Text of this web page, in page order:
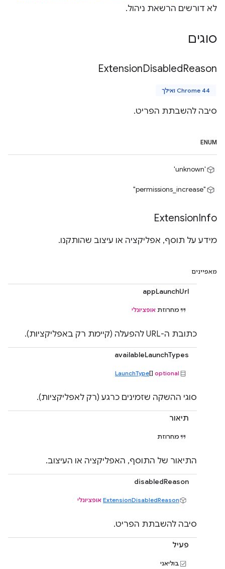
לא דורשים הרשאת ניהול.
סוגים
ExtensionDisabledReason
Chrome 44 ואילך
סיבה להשבתת הפריט.
ENUM
'unknown'
"permissions_increase"
ExtensionInfo
מידע על תוסף, אפליקציה או עיצוב שהותקנו.
מאפיינים
appLaunchUrl
מחרוזת אופציונלי
כתובת ה-URL להפעלה (קיימת רק באפליקציות).
availableLaunchTypes
LaunchType[] optional
סוגי ההשקה שזמינים כרגע (רק לאפליקציות).
תיאור
מחרוזת
התיאור של התוסף, האפליקציה או העיצוב.
disabledReason
ExtensionDisabledReason אופציונלי
סיבה להשבתת הפריט.
פעיל
בוליאני